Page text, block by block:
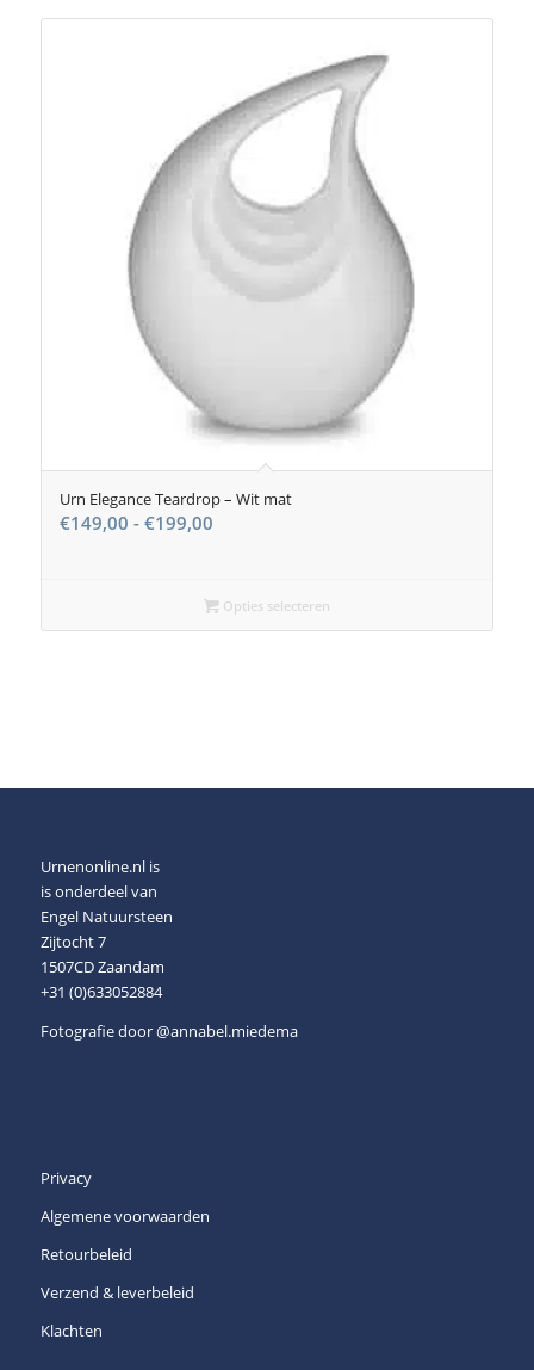
Urn Elegance Teardrop – Wit mat
€149,00 - €199,00Prijsklasse:
€199,00
Opties selecteren
Urnenonline.nl is
is onderdeel van
Engel Natuursteen
Zijtocht 7
1507CD Zaandam
+31 (0)633052884
Fotografie door@annabel.miedema
Privacy
Algemene voorwaarden
Retourbeleid
Verzend & leverbeleid
Klachten